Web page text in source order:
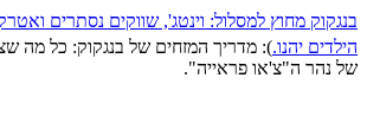
מחוץ למסלול: וינטג', שווקים נסתרים
יהנו.) : מדריך המזחים של בנגקוק: כל מה שצריך
ה"צ'או פראייה".